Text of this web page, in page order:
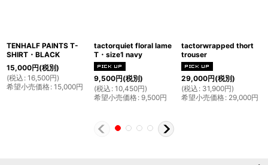
TENHALF PAINTS T-
SHIRT・BLACK
15,000円(税別)
(税込 : 16,500円)
希望小売価格: 15,000円
tactorquiet floral lame
T・size1 navy
9,500円(税別)
(税込 : 10,450円)
希望小売価格: 9,500円
tactorwrapped thort
trouser
29,000円(税別)
(税込 : 31,900円)
希望小売価格: 29,000円